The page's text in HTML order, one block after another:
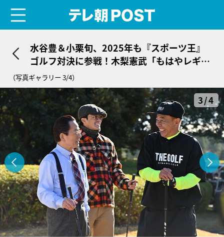
水谷豊＆小栗旬、2025年も『スポーツ王』
ゴルフ対決に参戦！木梨憲武「もはやレギュ
ラーのお二人」
（写真ギャラリー 3/4）
3/4